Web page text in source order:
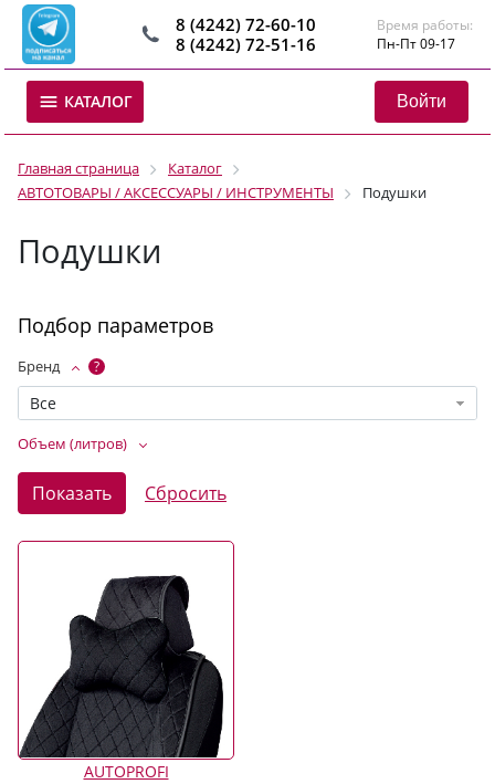
8 (4242) 72-60-10
8 (4242) 72-51-16
Время работы:
Пн-Пт 09-17
КАТАЛОГ Войти
Главная страница
Каталог
АВТОТОВАРЫ / АКСЕССУАРЫ / ИНСТРУМЕНТЫ
Подушки
Подушки
Подбор параметров
Бренд ?
Все
Объем (литров)
AUTOPROFI